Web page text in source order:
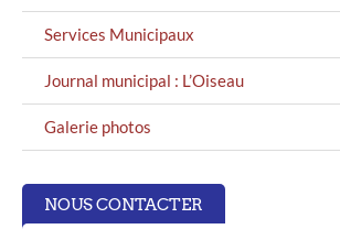
Services Municipaux
Journal municipal : L’Oiseau
Galerie photos
NOUS CONTACTER